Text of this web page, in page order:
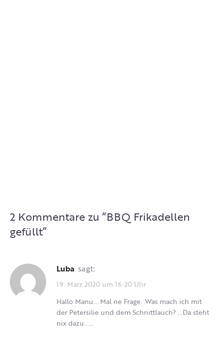
2 Kommentare zu “BBQ Frikadellen
gefüllt”
Luba sagt:
19. März 2020 um 16:20 Uhr
Hallo Manu….Mal ne Frage. .Was mach ich mit
der Petersilie und dem Schnittlauch? …Da steht
nix dazu……